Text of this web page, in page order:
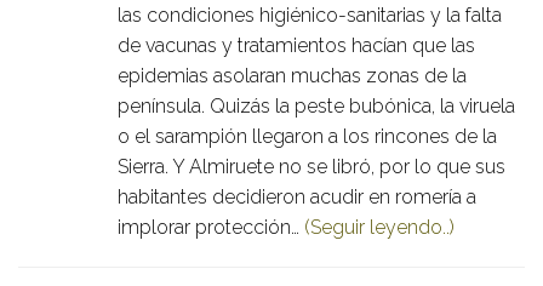
las condiciones higiénico-sanitarias y la falta
de vacunas y tratamientos hacían que las
epidemias asolaran muchas zonas de la
península. Quizás la peste bubónica, la viruela
o el sarampión llegaron a los rincones de la
Sierra. Y Almiruete no se libró, por lo que sus
habitantes decidieron acudir en romería a
implorar protección… (Seguir leyendo..)